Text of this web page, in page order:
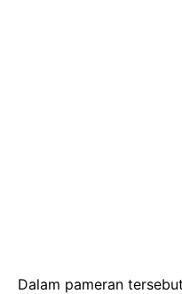
Dalam pameran